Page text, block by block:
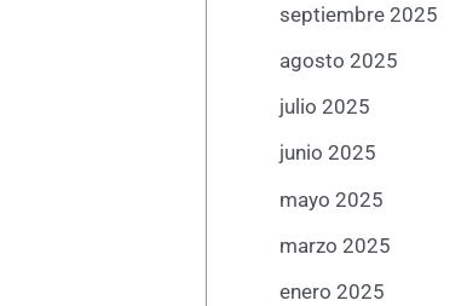
septiembre 2025
agosto 2025
julio 2025
junio 2025
mayo 2025
marzo 2025
enero 2025